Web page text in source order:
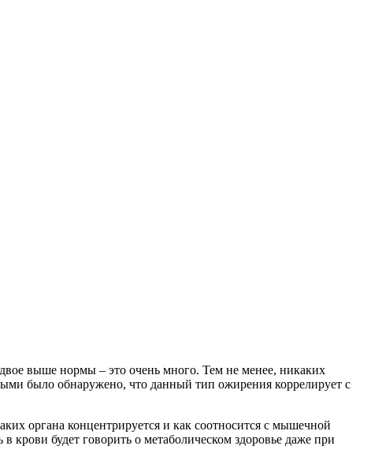
выше нормы – это очень много. Тем не менее, никаких
было обнаружено, что данный тип ожирения коррелирует с
органа концентрируется и как соотносится с мышечной
будет говорить о метаболическом здоровье даже при